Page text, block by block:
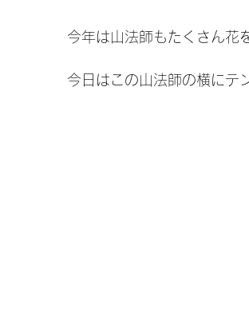
今年は山法師もたくさん花
今日はこの山法師の横にテ